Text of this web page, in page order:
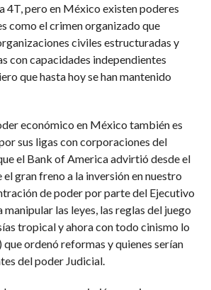
4T, pero en México existen poderes
como el crimen organizado que
civiles estructuradas y
con capacidades independientes
que hasta hoy se han mantenido
económico en México también es
sus ligas con corporaciones del
el Bank of America advirtió desde el
el gran freno a la inversión en nuestro
de poder por parte del Ejecutivo
manipular las leyes, las reglas del juego
tropical y ahora con todo cinismo lo
que ordenó reformas y quienes serían
del poder Judicial.